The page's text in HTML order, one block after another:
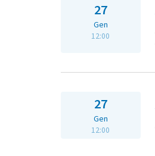
27
Gen
12:00
27
Gen
12:00